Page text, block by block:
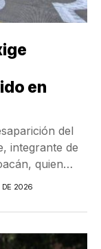
en
del
integrante de
quien
DE 2026